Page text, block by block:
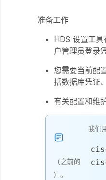
准备工作
HDS 设置工
户管理员登录
您需要当前配
括数据库凭证
有关配置和维
我们
（之前的
）。